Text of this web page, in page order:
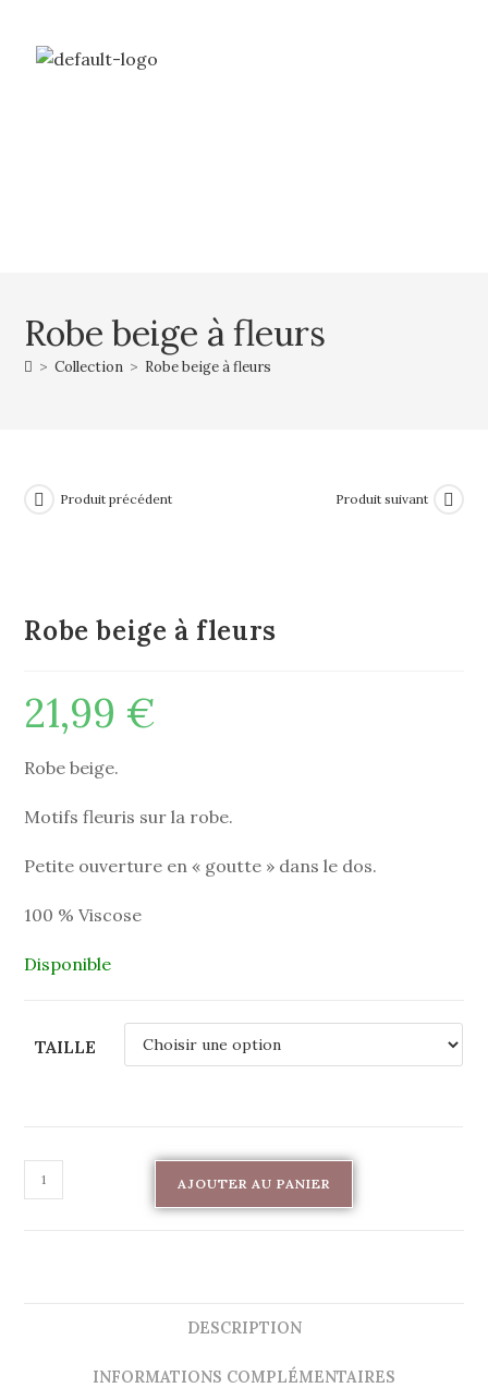
Robe beige à fleurs
> Collection > Robe beige à fleurs
Produit précédent Produit suivant
Robe beige à fleurs
21,99 €
Robe beige.
Motifs fleuris sur la robe.
Petite ouverture en « goutte » dans le dos.
100 % Viscose
Disponible
TAILLE
AJOUTER AU PANIER
DESCRIPTION
INFORMATIONS COMPLÉMENTAIRES